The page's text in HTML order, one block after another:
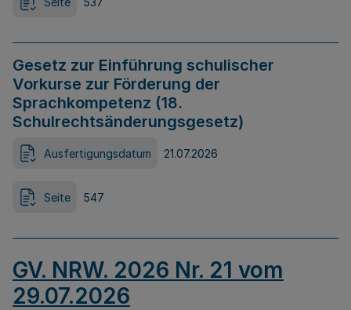
Gesetz zur Einführung schulischer
Vorkurse zur Förderung der
Sprachkompetenz (18.
Schulrechtsänderungsgesetz)
Ausfertigungsdatum 21.07.2026
Seite 547
GV. NRW. 2026 Nr. 21 vom
29.07.2026